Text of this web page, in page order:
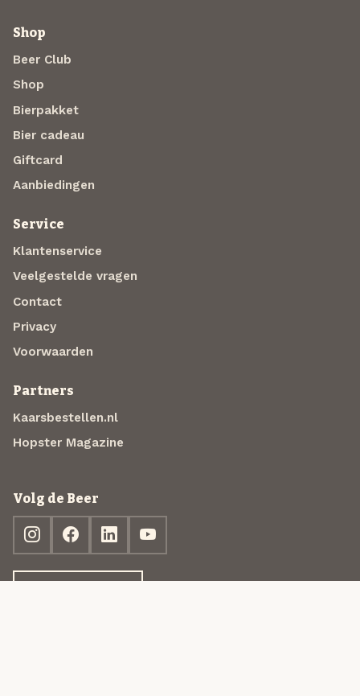
Shop
Beer Club
Shop
Bierpakket
Bier cadeau
Giftcard
Aanbiedingen
Service
Klantenservice
Veelgestelde vragen
Contact
Privacy
Voorwaarden
Partners
Kaarsbestellen.nl
Hopster Magazine
Volg de Beer